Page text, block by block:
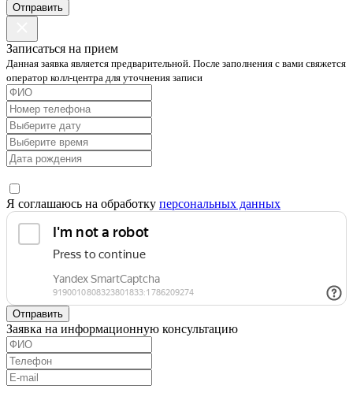
Отправить
Записаться на прием
Данная заявка является предварительной. После заполнения с вами свяжется
оператор колл-центра для уточнения записи
Я соглашаюсь на обработку персональных данных
Отправить
Заявка на информационную консультацию